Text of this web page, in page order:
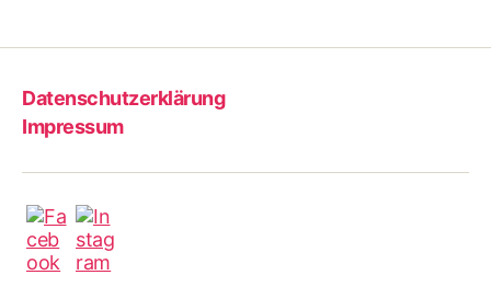
Datenschutzerklärung
Impressum